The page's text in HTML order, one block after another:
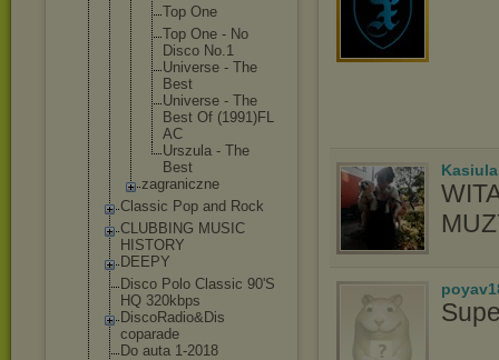
Top One
Top One - No
Disco No.1
Universe - The
Best
Universe - The
Best Of (1991)FL
AC
Urszula - The
Best
zagraniczne
Classic Pop and Rock
CLUBBING MUSIC
HISTORY
DEEPY
Disco Polo Classic 90'S
HQ 320kbps
DiscoRadio&Dis
coparade
Do auta 1-2018